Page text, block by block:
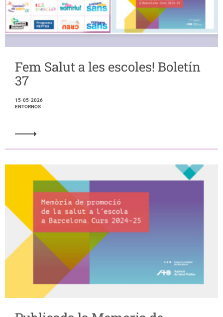
Fem Salut a les escoles! Boletín
37
15-05-2026
ENTORNOS